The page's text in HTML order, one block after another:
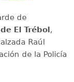
de
El Trébol,
Raúl
de la Policía